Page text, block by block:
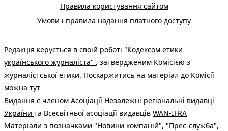
Правила користування сайтом
Умови і правила надання платного доступу
Редакція керується в своїй роботі "Кодексом етики
українського журналіста" , затвердженим Комісією з
журналістської етики. Поскаржитись на матеріал до Комісії
можна тут
Видання є членом Асоціації Незалежні регіональні видавці
України та Всесвітньої асоціації видавців WAN-IFRA
Матеріали з позначками "Новини компаній", "Прес-служба",